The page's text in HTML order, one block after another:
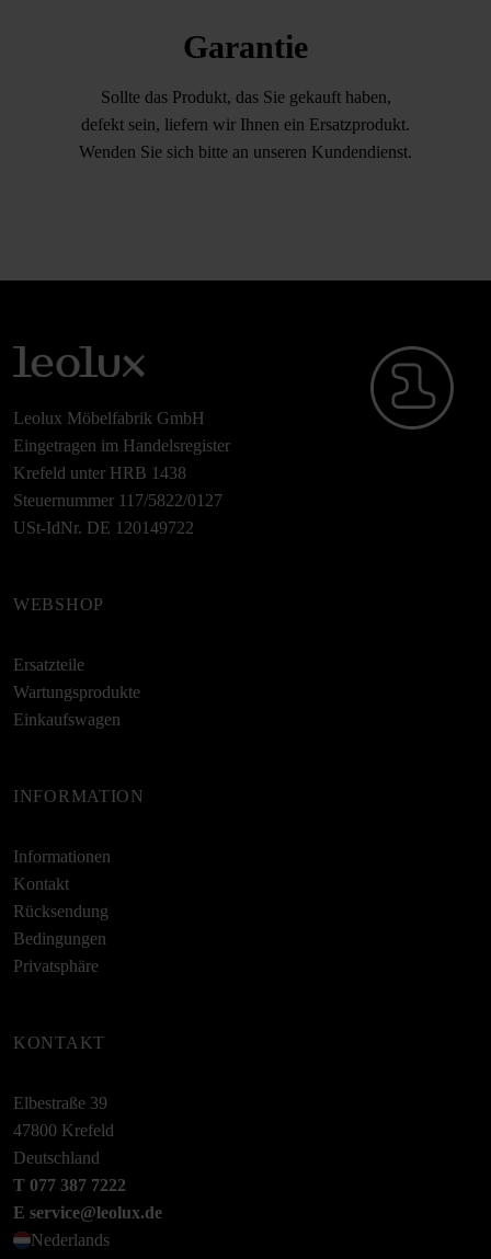
Garantie
Sollte das Produkt, das Sie gekauft haben,
defekt sein, liefern wir Ihnen ein Ersatzprodukt.
Wenden Sie sich bitte an unseren Kundendienst.
Leolux Möbelfabrik GmbH
Eingetragen im Handelsregister
Krefeld unter HRB 1438
Steuernummer 117/5822/0127
USt-IdNr. DE 120149722
WEBSHOP
Ersatzteile
Wartungsprodukte
Einkaufswagen
INFORMATION
Informationen
Kontakt
Rücksendung
Bedingungen
Privatsphäre
KONTAKT
Elbestraße 39
47800 Krefeld
Deutschland
T 077 387 7222
E service@leolux.de
Nederlands